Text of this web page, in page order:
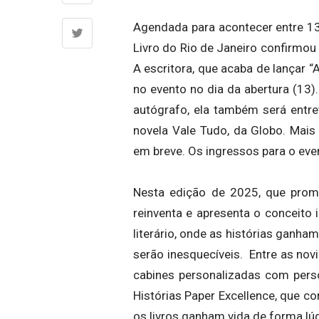
Agendada para acontecer entre
Livro do Rio de Janeiro
A escritora, que acaba de lançar
no evento no dia da abertura
autógrafo, ela também será
novela Vale Tudo, da Globo.
em breve. Os ingressos para o
Nesta edição de 2025, que
reinventa e apresenta o
literário, onde as histórias
serão inesquecíveis. Entre as
cabines personalizadas com
Histórias Paper Excellence, que
os livros ganham vida de forma